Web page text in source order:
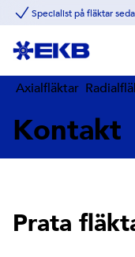
Specialist på fläktar
Axialfläktar
Kontakt
Prata